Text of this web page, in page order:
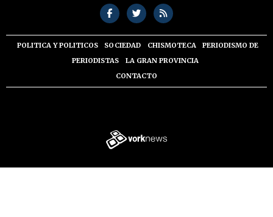
POLITICA Y POLITICOS SOCIEDAD CHISMOTECA
PERIODISMO DE
PERIODISTAS
LA GRAN PROVINCIA
CONTACTO